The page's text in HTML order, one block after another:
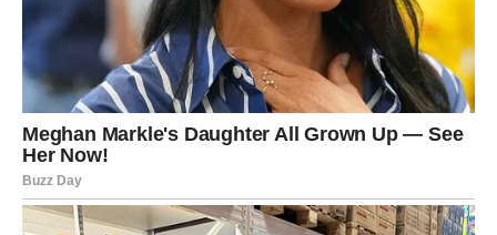
Želja koju dugo nosite u srcu
postaje stvarnost
Postoji nešto što vam je posebno važno.